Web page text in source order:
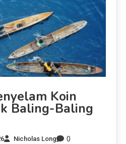
Koin
Baling-Baling
Nicholas Long 0